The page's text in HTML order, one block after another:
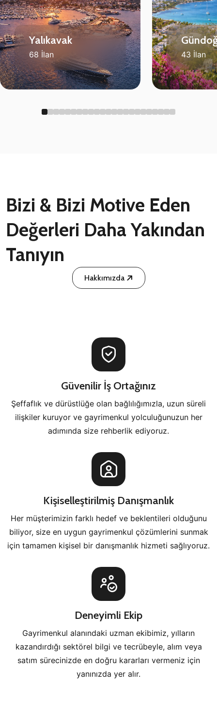
Yalıkavak
68 İlan 43 İlan
Bizi & Bizi Motive Eden
Değerleri Daha Yakından
Tanıyın
Hakkımızda
Güvenilir İş Ortağınız
Şeffaflık ve dürüstlüğe olan bağlılığımızla, uzun süreli
ilişkiler kuruyor ve gayrimenkul yolculuğunuzun her
adımında size rehberlik ediyoruz.
Kişiselleştirilmiş Danışmanlık
Her müşterimizin farklı hedef ve beklentileri olduğunu
biliyor, size en uygun gayrimenkul çözümlerini sunmak
için tamamen kişisel bir danışmanlık hizmeti sağlıyoruz.
Deneyimli Ekip
Gayrimenkul alanındaki uzman ekibimiz, yılların
kazandırdığı sektörel bilgi ve tecrübeyle, alım veya
satım sürecinizde en doğru kararları vermeniz için
yanınızda yer alır.